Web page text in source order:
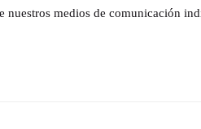
nuestros medios de comunicación